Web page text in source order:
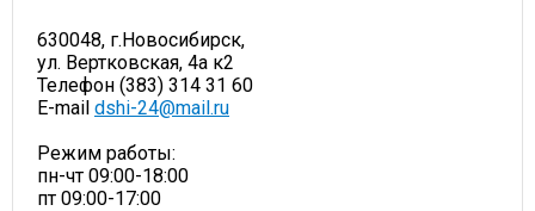
630048, г.Новосибирск,
ул. Вертковская, 4а к2
Телефон (383) 314 31 60
E-mail dshi-24@mail.ru
Режим работы:
пн-чт 09:00-18:00
пт 09:00-17:00